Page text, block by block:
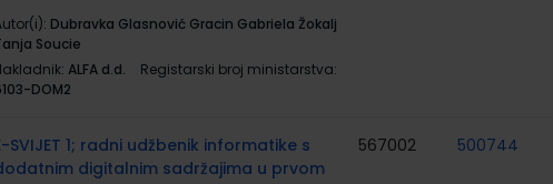
Dubravka Glasnović Gracin Gabriela Žokalj
Soucie
ALFA d.d.
Registarski broj ministarstva:
DOM2
SVIJET 1; radni udžbenik informatike s
digitalnim sadržajima u prvom
567002 500744